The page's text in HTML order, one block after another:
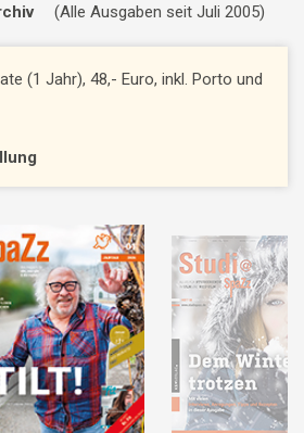
(Alle Ausgaben seit Juli 2005)
(1 Jahr), 48,- Euro, inkl. Porto und